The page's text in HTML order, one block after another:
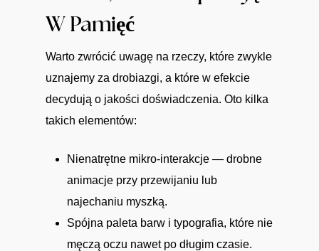
W Pamięć
Warto zwrócić uwagę na rzeczy, które zwykle
uznajemy za drobiazgi, a które w efekcie
decydują o jakości doświadczenia. Oto kilka
takich elementów:
Nienatrętne mikro-interakcje — drobne
animacje przy przewijaniu lub
najechaniu myszką.
Spójna paleta barw i typografia, które nie
męczą oczu nawet po długim czasie.